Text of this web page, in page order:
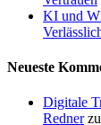
KI und
Neueste
Digitale
Rednerzu